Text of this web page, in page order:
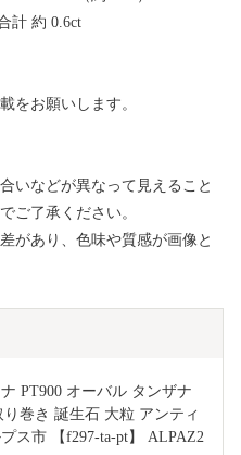
計 約 0.6ct
をお願いします。
いなどが異なって見えること
ご了承ください。
があり、色味や質感が画像と
PT900 オーバル タンザナ
巻き 誕生石 大粒 アンティ
ス市 【f297-ta-pt】 ALPAZ2